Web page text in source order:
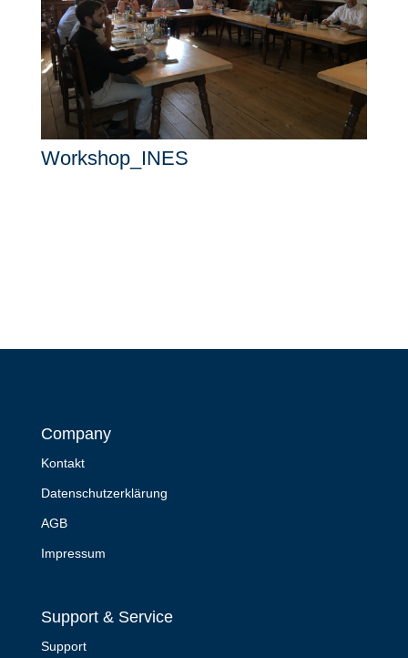
Workshop_INES
Company
Kontakt
Datenschutzerklärung
AGB
Impressum
Support & Service
Support